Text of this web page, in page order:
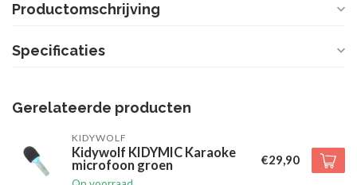
Productomschrijving
Specificaties
Gerelateerde producten
KIDYWOLF
Kidywolf KIDYMIC Karaoke
microfoon groen
€29,90